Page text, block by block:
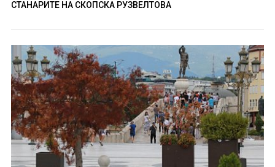
СТАНАРИТЕ НА СКОПСКА РУЗВЕЛТОВА